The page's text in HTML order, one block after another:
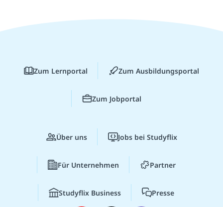
Zum Lernportal Zum Ausbildungsportal
Zum Jobportal
Über uns Jobs bei Studyflix
Für Unternehmen Partner
Studyflix Business Presse